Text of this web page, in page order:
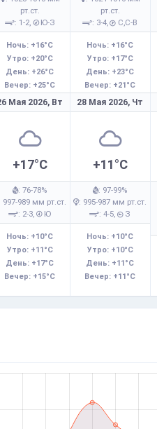
рт.ст.
: 1-2,
Ю-З
Ночь: +16°C
Утро: +20°C
День: +26°C
Вечер: +25°C
рт.ст.
: 3-4,
С,С-В
Ночь: +16°C
Утро: +17°C
День: +23°C
Вечер: +21°C
Мая 2026, Вт
+17°C
: 76-78%
997-989 мм рт.ст.
: 2-3, Ю
Ночь: +10°C
Утро: +11°C
День: +17°C
Вечер: +15°C
28 Мая 2026, Чт
+11°C
: 97-99%
: 995-987 мм рт.ст.
: 4-5, З
Ночь: +10°C
Утро: +10°C
День: +11°C
Вечер: +11°C